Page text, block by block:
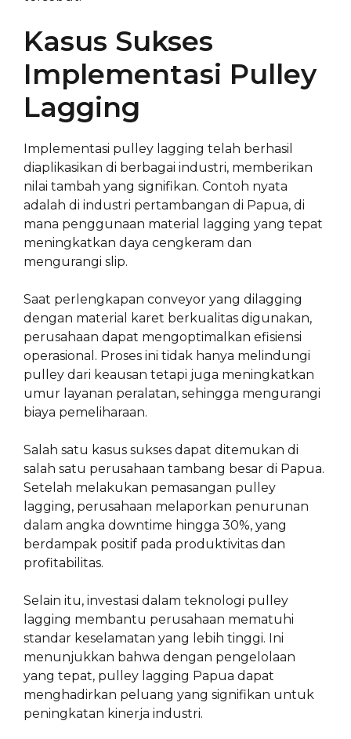
Kasus Sukses
Implementasi Pulley
Lagging
Implementasi pulley lagging telah berhasil
diaplikasikan di berbagai industri, memberikan
nilai tambah yang signifikan. Contoh nyata
adalah di industri pertambangan di Papua, di
mana penggunaan material lagging yang tepat
meningkatkan daya cengkeram dan
mengurangi slip.
Saat perlengkapan conveyor yang dilagging
dengan material karet berkualitas digunakan,
perusahaan dapat mengoptimalkan efisiensi
operasional. Proses ini tidak hanya melindungi
pulley dari keausan tetapi juga meningkatkan
umur layanan peralatan, sehingga mengurangi
biaya pemeliharaan.
Salah satu kasus sukses dapat ditemukan di
salah satu perusahaan tambang besar di Papua.
Setelah melakukan pemasangan pulley
lagging, perusahaan melaporkan penurunan
dalam angka downtime hingga 30%, yang
berdampak positif pada produktivitas dan
profitabilitas.
Selain itu, investasi dalam teknologi pulley
lagging membantu perusahaan mematuhi
standar keselamatan yang lebih tinggi. Ini
menunjukkan bahwa dengan pengelolaan
yang tepat, pulley lagging Papua dapat
menghadirkan peluang yang signifikan untuk
peningkatan kinerja industri.